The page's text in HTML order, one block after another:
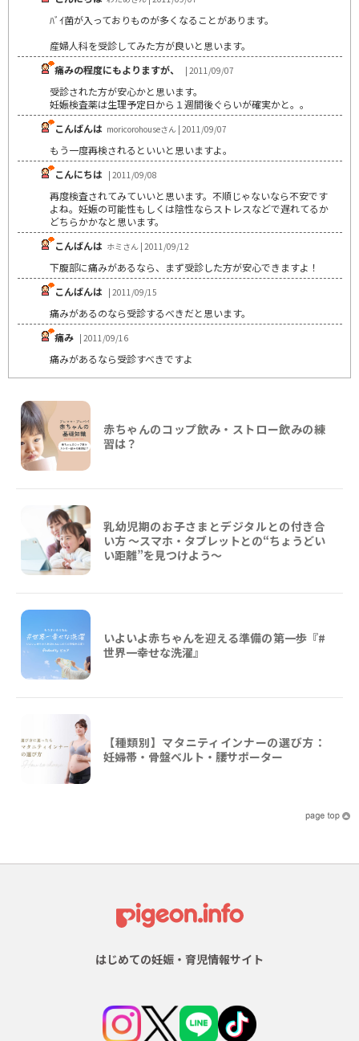
ﾊﾞｲ菌が入っておりものが多くなることがあります。
産婦人科を受診してみた方が良いと思います。
痛みの程度にもよりますが、
| 2011/09/07
受診された方が安心かと思います。
妊娠検査薬は生理予定日から１週間後ぐらいが確実かと。。
こんばんは moricorohouseさん | 2011/09/07
もう一度再検されるといいと思いますよ。
こんにちは | 2011/09/08
再度検査されてみていいと思います。不順じゃないなら不安です
よね。妊娠の可能性もしくは陰性ならストレスなどで遅れてるか
どちらかかなと思います。
こんばんは ホミさん | 2011/09/12
下腹部に痛みがあるなら、まず受診した方が安心できますよ！
こんばんは | 2011/09/15
痛みがあるのなら受診するべきだと思います。
痛み | 2011/09/16
痛みがあるなら受診すべきですよ
赤ちゃんのコップ飲み・ストロー飲みの練
習は？
乳幼児期のお子さまとデジタルとの付き合
い方 ～スマホ・タブレットとの“ちょうどい
い距離”を見つけよう〜
いよいよ赤ちゃんを迎える準備の第一歩『#
世界一幸せな洗濯』
【種類別】マタニティインナーの選び方：
妊婦帯・骨盤ベルト・腰サポーター
はじめての妊娠・育児情報サイト